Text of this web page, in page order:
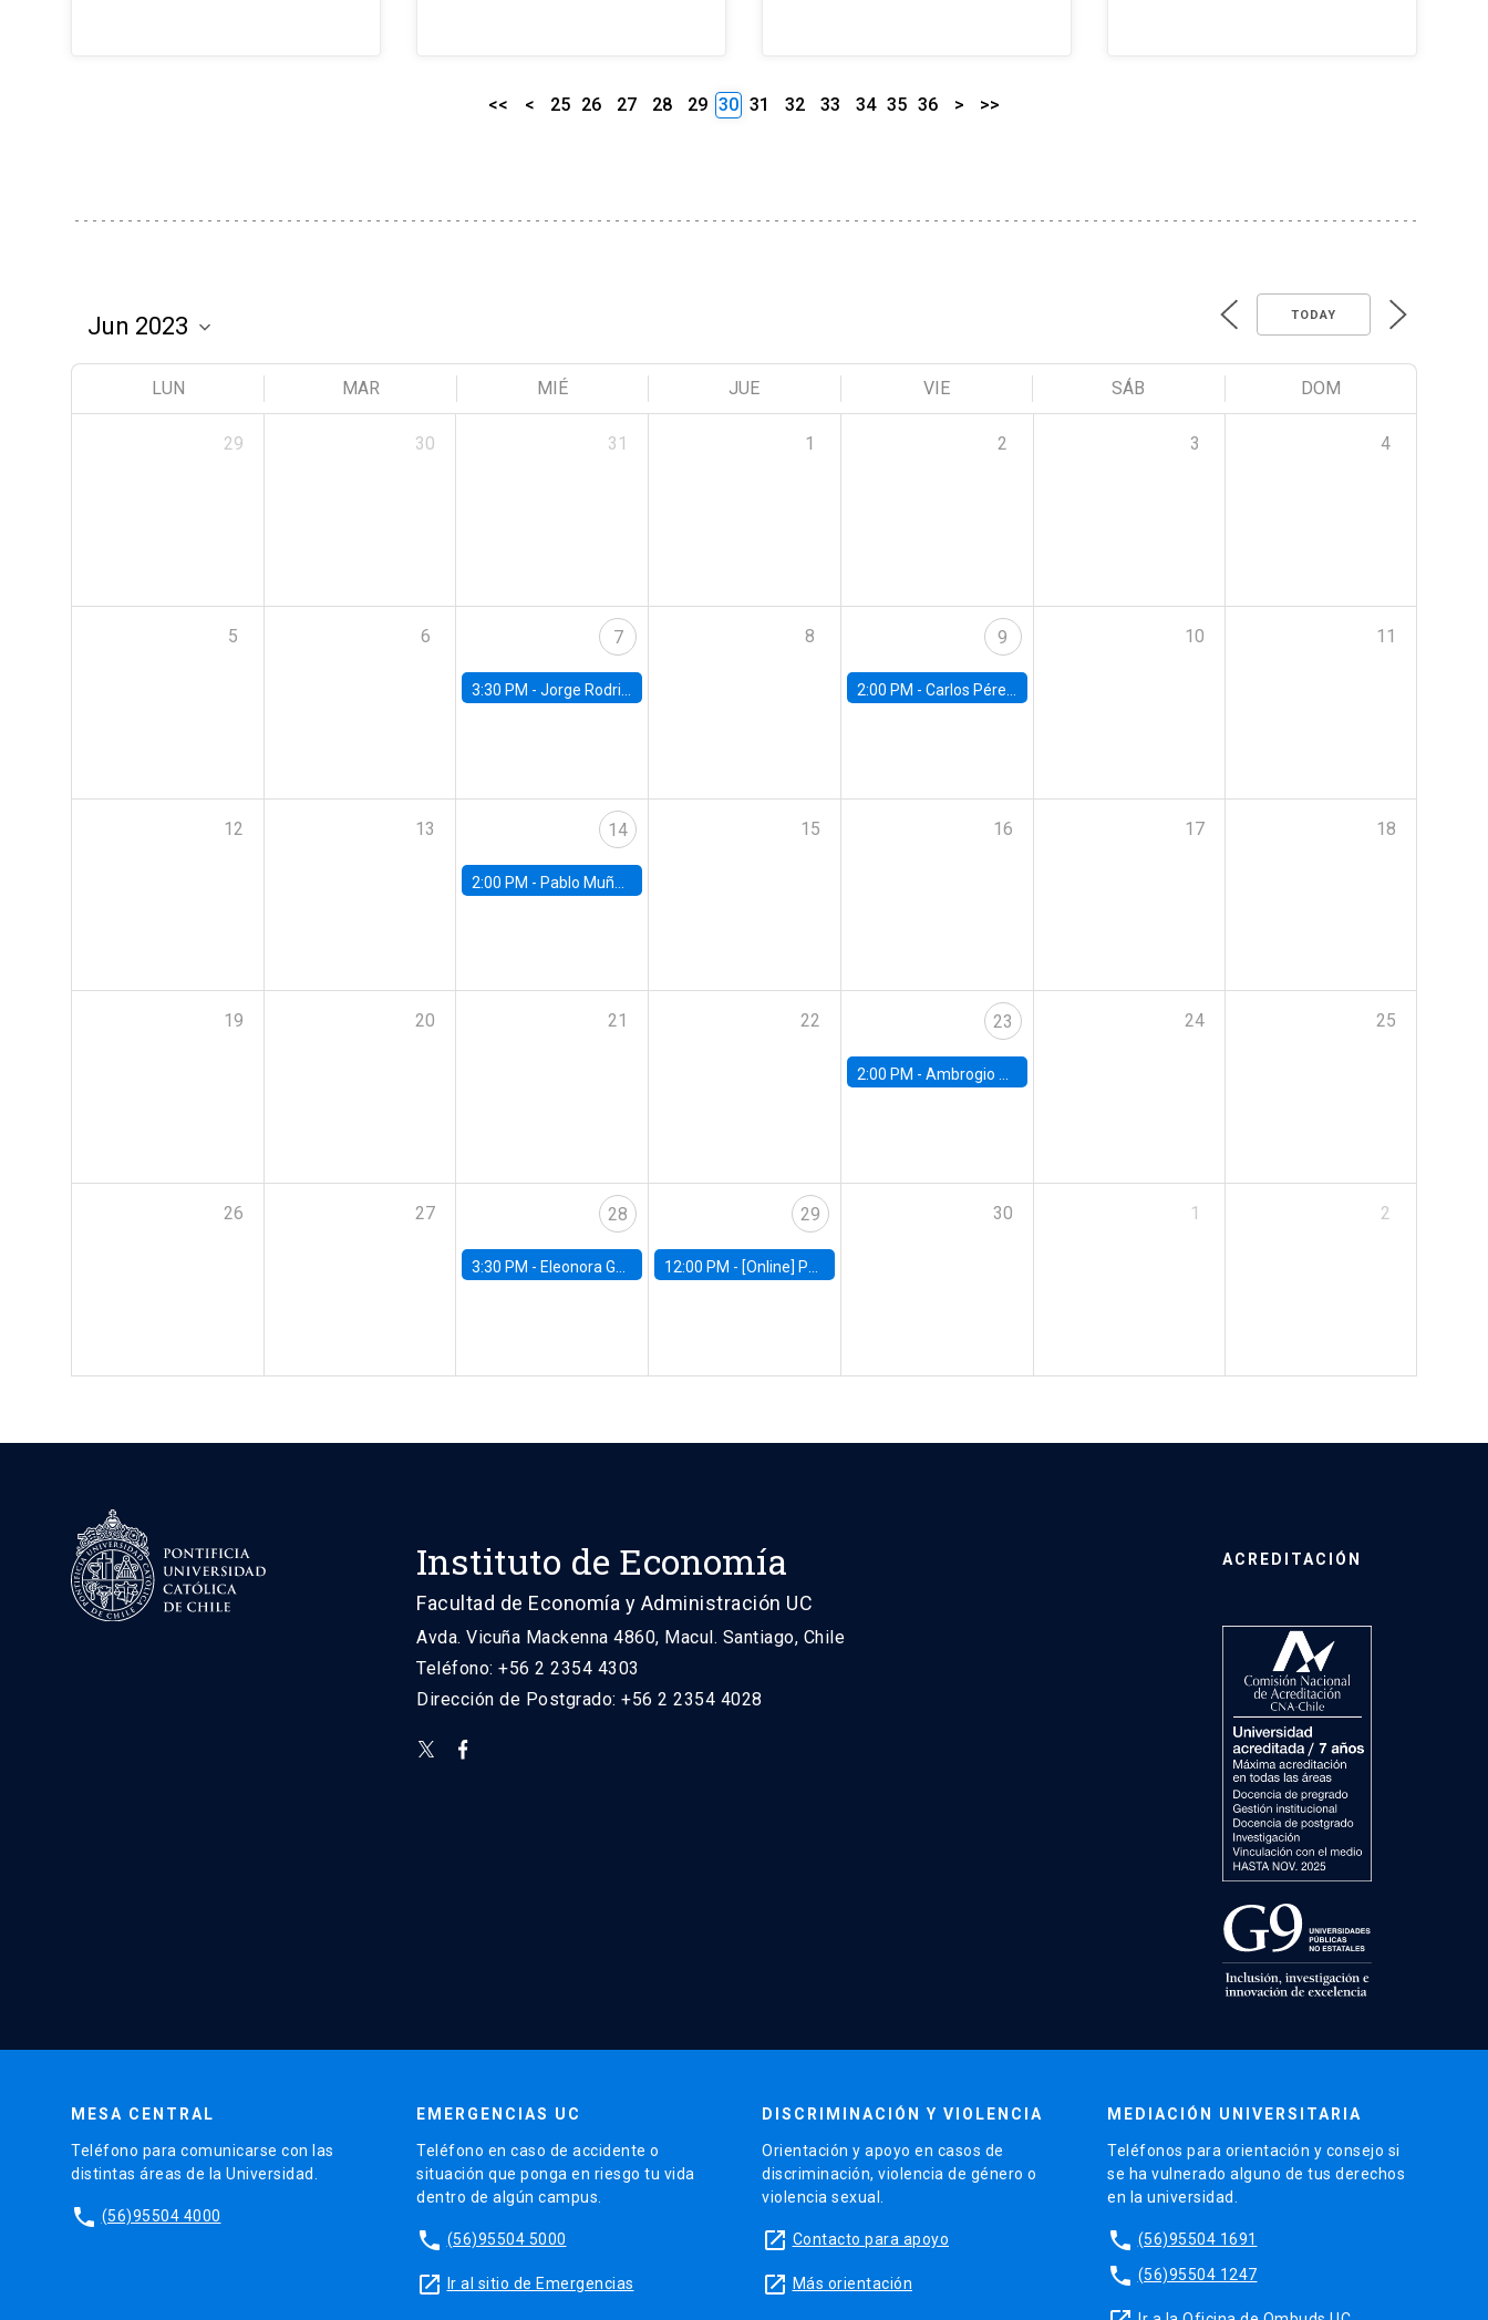
<< < 25 26 27 28 29 30 31 32 33 34 35 36 > >>
TODAY
LUN MAR MIÉ JUE VIE SÁB DOM
29 30 31 1 2 3 4
5 6 7
3:30 PM -Jorge Rodriguez, Universidad de Los Andes
8 9
2:00 PM - Carlos Pérez, Universidad Finis Terrae
10 11
12 13 14
2:00 PM - Pablo Muñoz, Universidad de Chile
15 16 17 18
19 20 21 22 23
2:00 PM - Ambrogio Cesa-Bianchi, Bank of England
24 25
26 27 28
3:30 PM - Eleonora Guarnieri, Exeter University
29
12:00 PM - [Online] Pablo Slutzky, University of Maryland
30 1 2
Instituto de Economía
Facultad de Economía y Administración UC
Avda. Vicuña Mackenna 4860, Macul. Santiago, Chile
Teléfono: +56 2 2354 4303
Dirección de Postgrado: +56 2 2354 4028
ACREDITACIÓN
MESA CENTRAL
Teléfono para comunicarse con las
distintas áreas de la Universidad.
phone (56)95504 4000
EMERGENCIAS UC
Teléfono en caso de accidente o
situación que ponga en riesgo tu vida
dentro de algún campus.
phone (56)95504 5000
launch Ir al sitio de Emergencias
DISCRIMINACIÓN Y VIOLENCIA
Orientación y apoyo en casos de
discriminación, violencia de género o
violencia sexual.
launch Contacto para apoyo
launch Más orientación
MEDIACIÓN UNIVERSITARIA
Teléfonos para orientación y consejo si
se ha vulnerado alguno de tus derechos
en la universidad.
phone (56)95504 1691
phone (56)95504 1247